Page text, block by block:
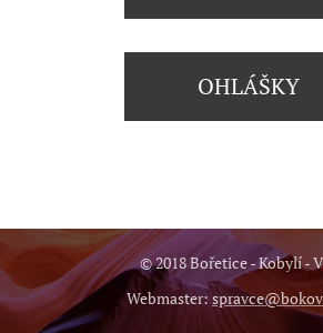
OHLÁŠKY
© 2018 Bořetice - Kobylí -
Webmaster: